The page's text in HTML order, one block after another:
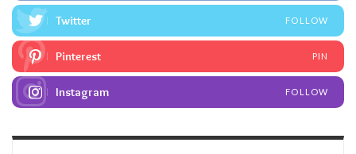
Twitter FOLLOW
Pinterest PIN
Instagram FOLLOW